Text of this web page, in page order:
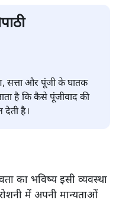
सत्ता और पूंजी के घातक
है कि कैसे पूंजीवाद की
है।
का भविष्य इसी व्यवस्था
में अपनी मान्यताओं